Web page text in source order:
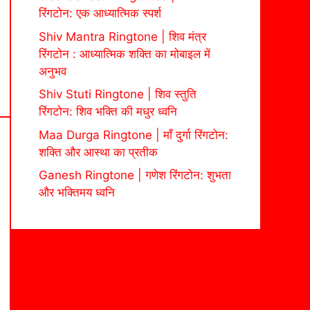
रिंगटोन: एक आध्यात्मिक स्पर्श
Shiv Mantra Ringtone | शिव मंत्र
रिंगटोन : आध्यात्मिक शक्ति का मोबाइल में
अनुभव
Shiv Stuti Ringtone | शिव स्तुति
रिंगटोन: शिव भक्ति की मधुर ध्वनि
Maa Durga Ringtone | माँ दुर्गा रिंगटोन:
शक्ति और आस्था का प्रतीक
Ganesh Ringtone | गणेश रिंगटोन: शुभता
और भक्तिमय ध्वनि